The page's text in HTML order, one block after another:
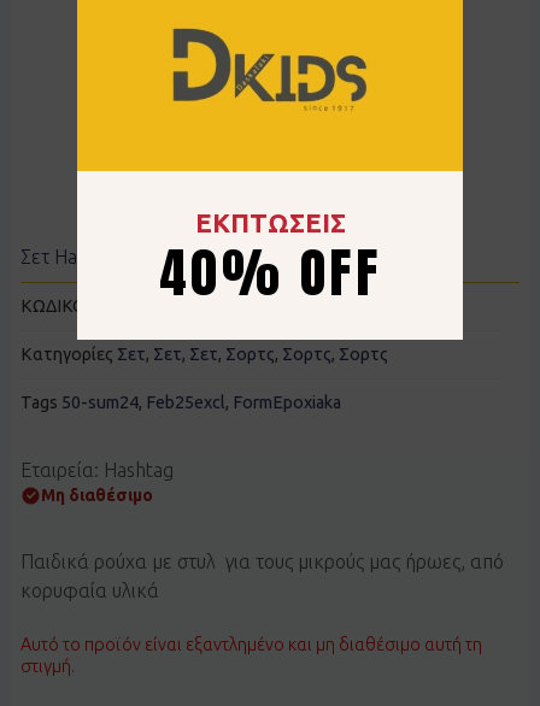
Σετ Hashtag 242600 άσπρο
ΚΩΔΙΚΟΣ:
Κατηγορίες Σετ, Σετ, Σετ, Σορτς, Σορτς, Σορτς
Tags 50-sum24, Feb25excl, FormEpoxiaka
Εταιρεία: Hashtag
Μη διαθέσιμο
Παιδικά ρούχα με στυλ για τους μικρούς μας ήρωες, από
κορυφαία υλικά
Αυτό το προϊόν είναι εξαντλημένο και μη διαθέσιμο αυτή τη
στιγμή.
ΕΚΠΤΩΣΕΙΣ
40% OFF